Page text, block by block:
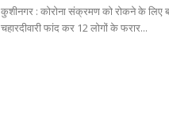
कुशीनगर : कोरोना संक्रमण को रोकने के लिए
चहारदीवारी फांद कर 12 लोगों के फरार...